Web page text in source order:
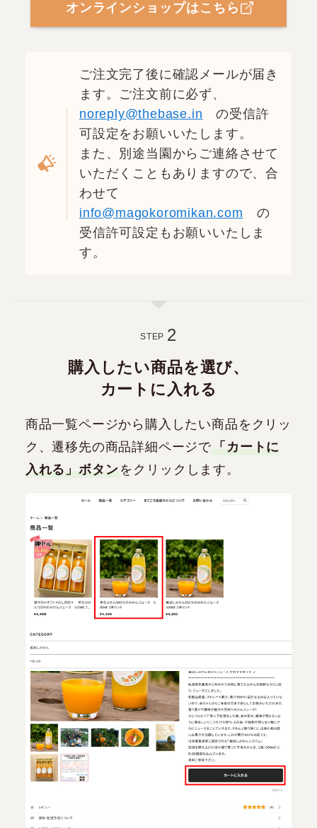
オンラインショップはこちら
ご注文完了後に確認メールが届き
ます。 ご注文前に必ず、
noreply@thebase.in の受信許
可設定をお願いいたします。
また、別途当園からご連絡させて
いただくこともありますので、合
わせて
info@magokoromikan.com の
受信許可設定もお願いいたしま
す。
STEP
購入したい商品を選び、
カートに入れる
商品一覧ページから購入したい商品をクリッ
ク、遷移先の商品詳細ページで 「カートに
入れる」ボタン をクリックします。